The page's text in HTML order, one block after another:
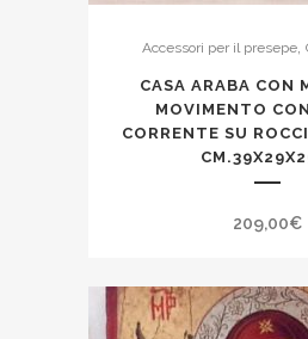
Accessori per il presepe
CASA ARABA CON
MOVIMENTO
CORRENTE SU
209,00€